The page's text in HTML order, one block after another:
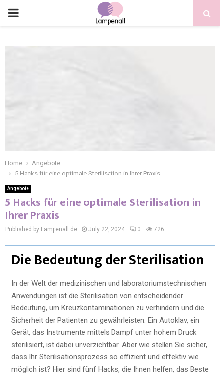
Home
Angebote
5 Hacks für eine optimale Sterilisation in Ihrer Praxis
Angebote
5 Hacks für eine optimale Sterilisation in
Ihrer Praxis
Published by Lampenall.de July 22, 2024 0 726
Die Bedeutung der Sterilisation
In der Welt der medizinischen und laboratoriumstechnischen
Anwendungen ist die Sterilisation von entscheidender
Bedeutung, um Kreuzkontaminationen zu verhindern und die
Sicherheit der Patienten zu gewährleisten. Ein Autoklav, ein
Gerät, das Instrumente mittels Dampf unter hohem Druck
sterilisiert, ist dabei unverzichtbar. Aber wie stellen Sie sicher,
dass Ihr Sterilisationsprozess so effizient und effektiv wie
möglich ist? Hier sind fünf Hacks, die Ihnen helfen, das Beste